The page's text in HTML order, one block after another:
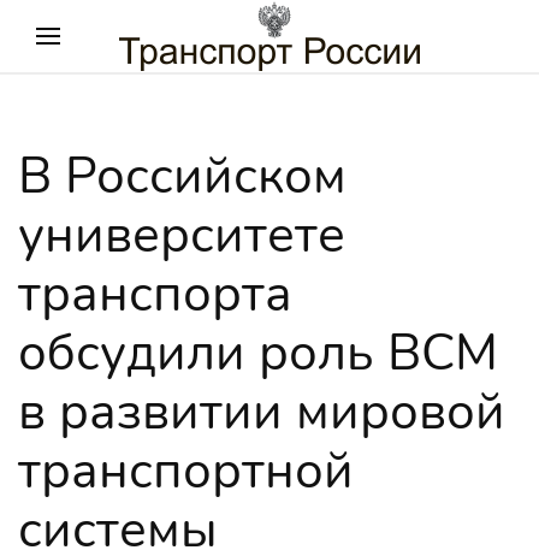
В Российском
университете
транспорта
обсудили роль ВСМ
в развитии мировой
транспортной
системы